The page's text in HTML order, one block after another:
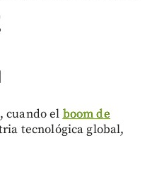
2
cuando el boom de
tecnológica global,